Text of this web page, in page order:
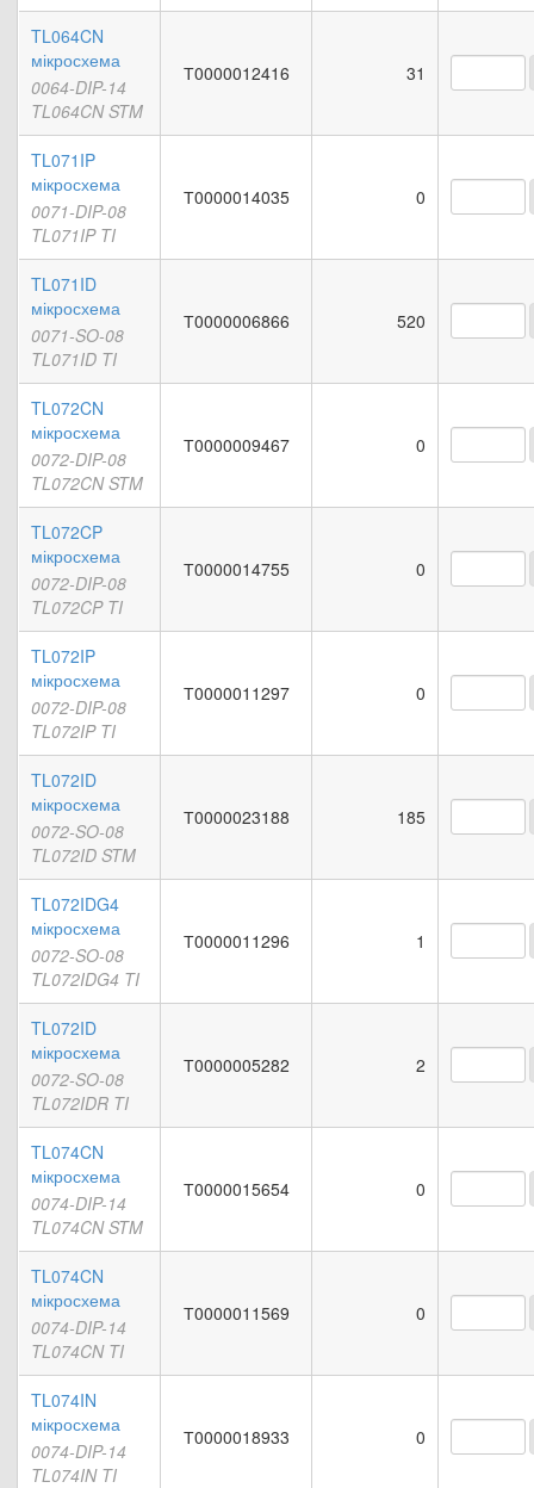
TL064CN
мікросхема
0064-DIP-14
TL064CN STM
Т0000012416 31
TL071IP
мікросхема
0071-DIP-08
TL071IP TI
Т0000014035 0
TL071ID
мікросхема
0071-SO-08
TL071ID TI
Т0000006866 520
TL072CN
мікросхема
0072-DIP-08
TL072CN STM
Т0000009467 0
TL072CP
мікросхема
0072-DIP-08
TL072CP TI
Т0000014755 0
TL072IP
мікросхема
0072-DIP-08
TL072IP TI
Т0000011297 0
TL072ID
мікросхема
0072-SO-08
TL072ID STM
Т0000023188 185
TL072IDG4
мікросхема
0072-SO-08
TL072IDG4 TI
Т0000011296 1
TL072ID
мікросхема
0072-SO-08
TL072IDR TI
Т0000005282 2
TL074CN
мікросхема
0074-DIP-14
TL074CN STM
Т0000015654 0
TL074CN
мікросхема
0074-DIP-14
TL074CN TI
Т0000011569 0
TL074IN
мікросхема
0074-DIP-14
TL074IN TI
Т0000018933 0